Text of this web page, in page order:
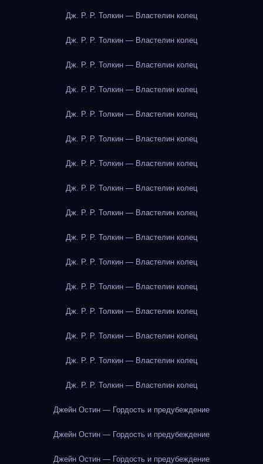
Дж. Р. Р. Толкин — Властелин колец
Дж. Р. Р. Толкин — Властелин колец
Дж. Р. Р. Толкин — Властелин колец
Дж. Р. Р. Толкин — Властелин колец
Дж. Р. Р. Толкин — Властелин колец
Дж. Р. Р. Толкин — Властелин колец
Дж. Р. Р. Толкин — Властелин колец
Дж. Р. Р. Толкин — Властелин колец
Дж. Р. Р. Толкин — Властелин колец
Дж. Р. Р. Толкин — Властелин колец
Дж. Р. Р. Толкин — Властелин колец
Дж. Р. Р. Толкин — Властелин колец
Дж. Р. Р. Толкин — Властелин колец
Дж. Р. Р. Толкин — Властелин колец
Дж. Р. Р. Толкин — Властелин колец
Дж. Р. Р. Толкин — Властелин колец
Джейн Остин — Гордость и предубеждение
Джейн Остин — Гордость и предубеждение
Джейн Остин — Гордость и предубеждение